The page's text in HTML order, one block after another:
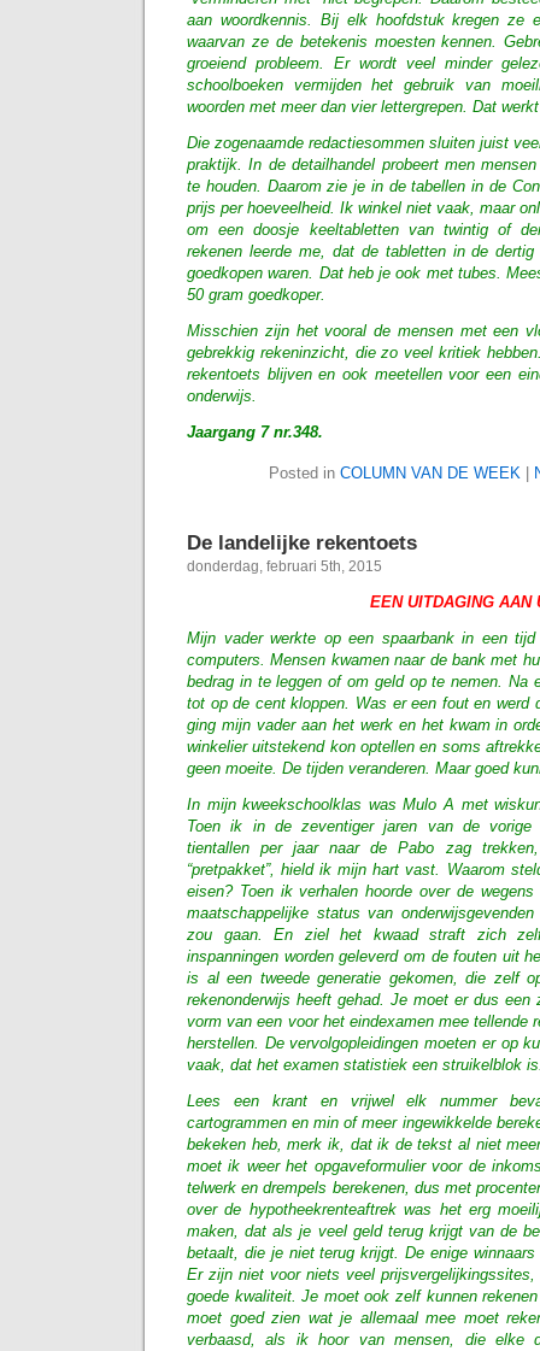
aan woordkennis. Bij elk hoofdstuk kregen ze
waarvan ze de betekenis moesten kennen.
groeiend probleem. Er wordt veel minder
schoolboeken vermijden het gebruik van
woorden met meer dan vier lettergrepen. Dat
Die zogenaamde redactiesommen sluiten juist
praktijk. In de detailhandel probeert men
te houden. Daarom zie je in de tabellen in de
prijs per hoeveelheid. Ik winkel niet vaak, maar
om een doosje keeltabletten van twintig of
rekenen leerde me, dat de tabletten in de
goedkopen waren. Dat heb je ook met tubes.
50 gram goedkoper.
Misschien zijn het vooral de mensen met een
gebrekkig rekeninzicht, die zo veel kritiek
rekentoets blijven en ook meetellen voor een
onderwijs.
Jaargang 7 nr.348.
Posted in COLUMN VAN DE WEEK
De landelijke rekentoets
donderdag, februari 5th, 2015
EEN UITDAGING AAN
Mijn vader werkte op een spaarbank in een tijd
computers. Mensen kwamen naar de bank met
bedrag in te leggen of om geld op te nemen. Na
tot op de cent kloppen. Was er een fout en werd
ging mijn vader aan het werk en het kwam in
winkelier uitstekend kon optellen en soms
geen moeite. De tijden veranderen. Maar goed
In mijn kweekschoolklas was Mulo A met
Toen ik in de zeventiger jaren van de vorige
tientallen per jaar naar de Pabo zag
“pretpakket”, hield ik mijn hart vast. Waarom
eisen? Toen ik verhalen hoorde over de
maatschappelijke status van
zou gaan. En ziel het kwaad straft zich
inspanningen worden geleverd om de fouten uit
is al een tweede generatie gekomen, die zelf
rekenonderwijs heeft gehad. Je moet er dus een
vorm van een voor het eindexamen mee tellende
herstellen. De vervolgopleidingen moeten er op
vaak, dat het examen statistiek een struikelblok
Lees een krant en vrijwel elk nummer
cartogrammen en min of meer ingewikkelde
bekeken heb, merk ik, dat ik de tekst al niet
moet ik weer het opgaveformulier voor de
telwerk en drempels berekenen, dus met
over de hypotheekrenteaftrek was het erg
maken, dat als je veel geld terug krijgt van de
betaalt, die je niet terug krijgt. De enige
Er zijn niet voor niets veel
goede kwaliteit. Je moet ook zelf kunnen
moet goed zien wat je allemaal mee moet
verbaasd, als ik hoor van mensen, die elke